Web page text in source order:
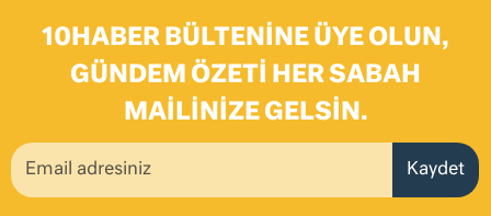
10HABER BÜLTENINE ÜYE OLUN,
GÜNDEM ÖZETI HER SABAH
MAILINIZE GELSIN.
Kaydet